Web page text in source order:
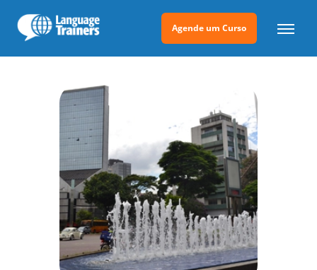
Agende um Curso